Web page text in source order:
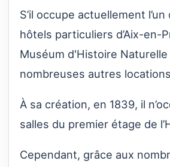
S’il occupe actuellement
hôtels particuliers d’Aix-en-
Muséum d'Histoire
nombreuses autres
À sa création, en 1839, il
salles du premier étage de
Cependant, grâce aux